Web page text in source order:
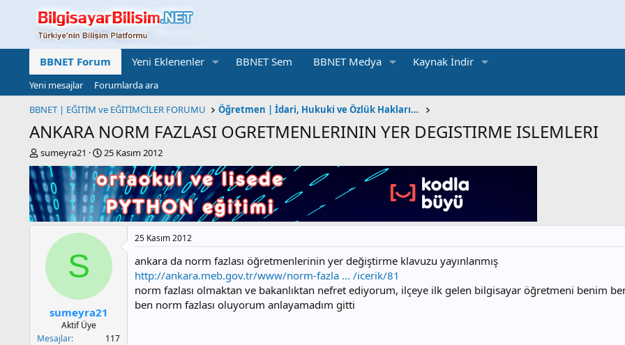
BBNET Forum Yeni Eklenenler BBNET Sem BBNET Medya Kaynak İndir
Yeni mesajlar
Forumlarda ara
BBNET | EĞİTİM ve EĞİTİMCİLER FORUMU
Öğretmen | İdari, Hukuki ve Özlük Hakları Konuları
ANKARA NORM FAZLASI OGRETMENLERININ YER DEGISTIRME ISLEMLERI
K
o
n
b
u
y
sumeyra21
B
a
ş
l
a
n
r
h
25 Kasım 2012
S
sumeyra21
Aktif Üye
Mesajlar
117
25 Kasım 2012
ankara da norm fazlası öğretmenlerinin yer değiştirme klavuzu yayınlanmış
http://ankara.meb.gov.tr/www/norm-fazla ... /icerik/81
norm fazlası olmaktan ve bakanlıktan nefret ediyorum, ilçeye ilk gelen bilgisayar öğretmeni benim
ben norm fazlası oluyorum anlayamadım gitti